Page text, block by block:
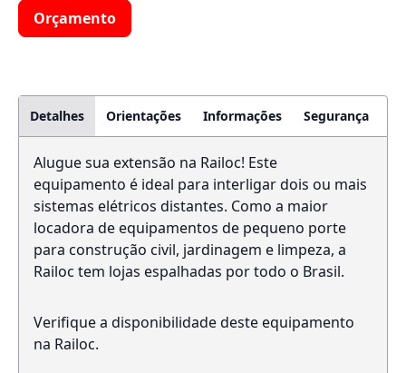
Orçamento
Detalhes Orientações Informações Segurança
Alugue sua extensão na Railoc! Este
equipamento é ideal para interligar dois ou mais
sistemas elétricos distantes. Como a maior
locadora de equipamentos de pequeno porte
para construção civil, jardinagem e limpeza, a
Railoc tem lojas espalhadas por todo o Brasil.
Verifique a disponibilidade deste equipamento
na Railoc.